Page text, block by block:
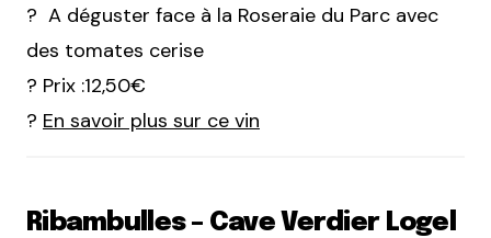
? A déguster face à la Roseraie du Parc avec
des tomates cerise
? Prix :12,50€
? En savoir plus sur ce vin
Ribambulles – Cave Verdier Logel